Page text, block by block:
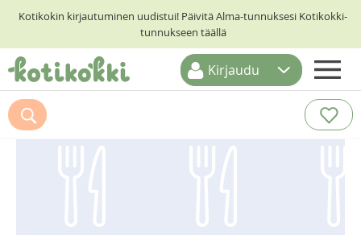
Kotikokin kirjautuminen uudistui! Päivitä Alma-tunnuksesi Kotikokki-
tunnukseen täällä
ETUSIVU
RESEPTIHAKU
Kirjaudu
Suosittelemme myös